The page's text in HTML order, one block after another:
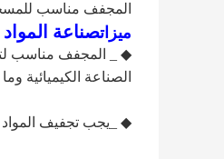
المجفف مناسب
ميزاتصناعة
◆ _ المجفف مناسب
الصناعة الكيميائية
◆ _يجب تجفيف المواد